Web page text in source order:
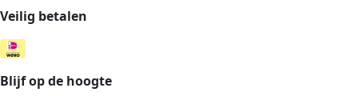
Veilig betalen
Blijf op de hoogte